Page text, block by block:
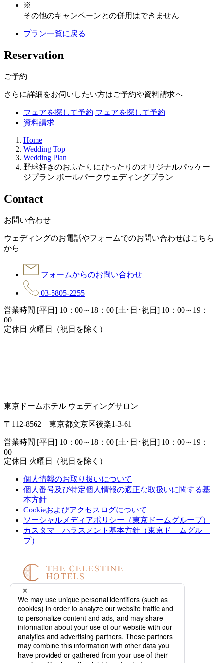
※
その他のキャンペーンとの併用はできません
プラン一覧に戻る
Reservation
ご予約
さらに詳細をお伺いしたい方はご予約や資料請求へ
フェアを探して予約 フェアを探して予約
資料請求
Home
Wedding Top
Wedding Plan
野球好きのおふたりにぴったりのオリジナルパッケー
ジプラン ボールパークウェディングプラン
Contact
お問い合わせ
ウェディングのお電話やフォームでのお問い合わせはこちら
から
フォームからのお問い合わせ
03-5805-2255
営業時間 [平日] 10：00～18：00 [土･日･祝日] 10：00～19：
00
定休日 火曜日（祝日を除く）
東京ドームホテル ウェディングサロン
〒112-8562 東京都文京区後楽1-3-61
営業時間 [平日] 10：00～18：00 [土･日･祝日] 10：00～19：
00
定休日 火曜日（祝日を除く）
個人情報のお取り扱いについて
個人番号及び特定個人情報の適正な取扱いに関する基
本方針
Cookieおよびアクセスログについて
ソーシャルメディアポリシー（東京ドームグループ）
カスタマーハラスメント基本方針（東京ドームグルー
プ）